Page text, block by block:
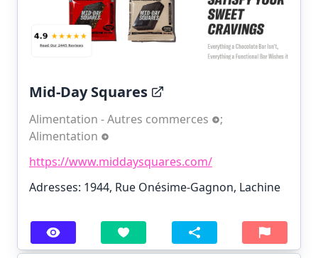
Mid-Day Squares
Alimentation - Autres commerces
;
Alimentation
https://www.middaysquares.com/
Adresses: 1944, Rue Onésime-Gagnon, Lachine